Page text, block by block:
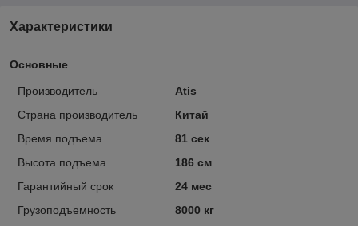
Характеристики
Основные
Производитель
Atis
Страна производитель
Китай
Время подъема
81 сек
Высота подъема
186 см
Гарантийный срок
24 мес
Грузоподъемность
8000 кг